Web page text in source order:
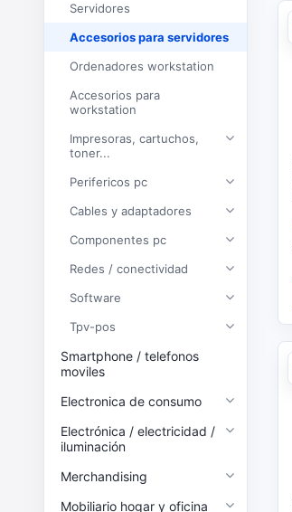
Servidores
Accesorios para servidores
Ordenadores workstation
Accesorios para
workstation
Impresoras, cartuchos,
toner...
Perifericos pc
Cables y adaptadores
Componentes pc
Redes / conectividad
Software
Tpv-pos
Smartphone / telefonos
moviles
Electronica de consumo
Electrónica / electricidad /
iluminación
Merchandising
Mobiliario hogar y oficina